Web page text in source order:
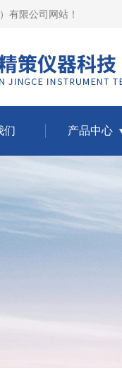
有限公司网站 ！
们 产品中心